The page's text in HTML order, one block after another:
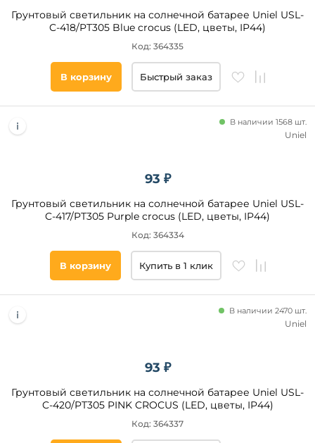
Грунтовый светильник на солнечной батарее Uniel USL-
C-418/PT305 Blue crocus (LED, цветы, IP44)
Код: 364335
В корзину Быстрый заказ
93 ₽
Грунтовый светильник на солнечной батарее Uniel USL-
C-417/PT305 Purple crocus (LED, цветы, IP44)
В наличии 1568 шт.
Код: 364334
Uniel
В корзину Купить в 1 клик
93 ₽
Грунтовый светильник на солнечной батарее Uniel USL-
C-420/PT305 PINK CROCUS (LED, цветы, IP44)
В наличии 2470 шт.
Код: 364337
Uniel